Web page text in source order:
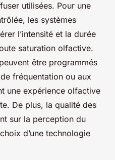
utilisées. Pour une
les systèmes
l’intensité et la durée
saturation olfactive.
être programmés
fréquentation ou aux
une expérience olfactive
De plus, la qualité des
sur la perception du
d’une technologie